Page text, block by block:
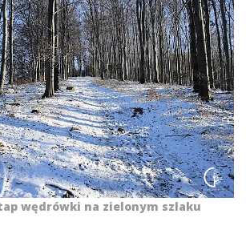
wędrówki na zielonym szlaku